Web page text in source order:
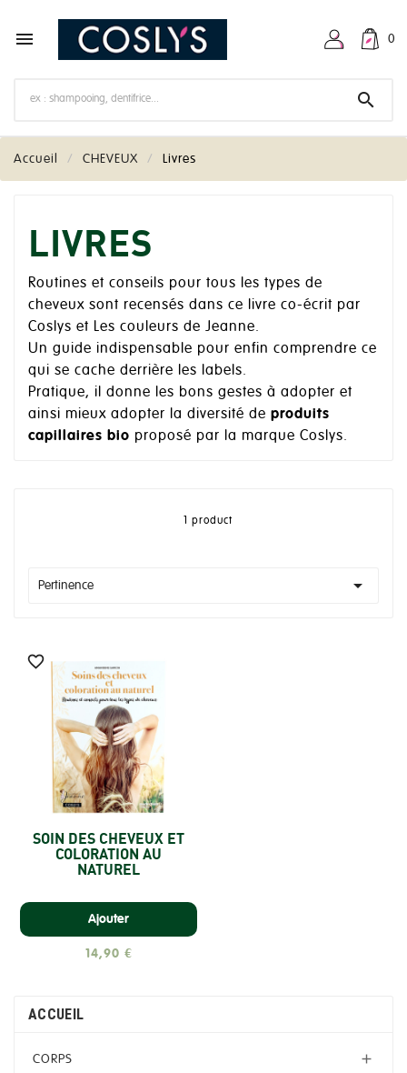
 0

Accueil CHEVEUX Livres
LIVRES
Routines et conseils pour tous les types de
cheveux sont recensés dans ce livre co-écrit par
Coslys et Les couleurs de Jeanne.
Un guide indispensable pour enfin comprendre ce
qui se cache derrière les labels.
Pratique, il donne les bons gestes à adopter et
ainsi mieux adopter la diversité de produits
capillaires bio proposé par la marque Coslys.
1 product
Pertinence 

SOIN DES CHEVEUX ET
COLORATION AU
NATUREL
Ajouter
14,90 €
ACCUEIL
CORPS 